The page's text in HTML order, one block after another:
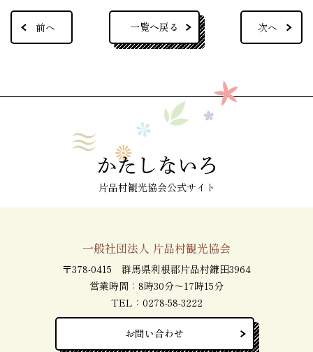
前へ 次へ
一覧へ戻る
片品村観光協会公式サイト
一般社団法人 片品村観光協会
〒378-0415 群馬県利根郡片品村鎌田3964
営業時間：8時30分～17時15分
TEL： 0278-58-3222
お問い合わせ